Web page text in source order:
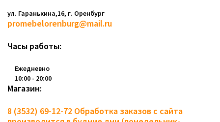
ул. Гаранькина,16, г. Оренбург
promebelorenburg@mail.ru
Часы работы:
Ежедневно
10:00 - 20:00
Магазин:
8 (3532) 69-12-72 Обработка заказов с сайта